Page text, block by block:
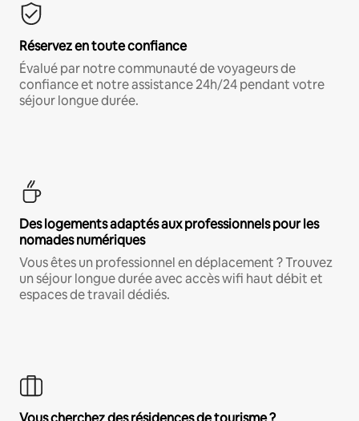
Réservez en toute confiance
Évalué par notre communauté de voyageurs de
confiance et notre assistance 24h/24 pendant votre
séjour longue durée.
Des logements adaptés aux professionnels pour les
nomades numériques
Vous êtes un professionnel en déplacement ? Trouvez
un séjour longue durée avec accès wifi haut débit et
espaces de travail dédiés.